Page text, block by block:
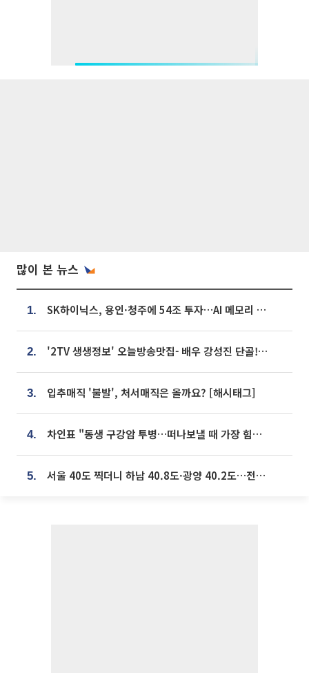
많이 본 뉴스
1. SK하이닉스, 용인·청주에 54조 투자…AI 메모리 생산기지 키운다
2. '2TV 생생정보' 오늘방송맛집- 배우 강성진 단골! 쌀국수ㆍ푸팟퐁 커리 맛집 '블○○○'
3. 입추매직 '불발', 처서매직은 올까요? [해시태그]
4. 차인표 "동생 구강암 투병…떠나보낼 때 가장 힘들었다”
5. 서울 40도 찍더니 하남 40.8도·광양 40.2도…전국 '펄펄'